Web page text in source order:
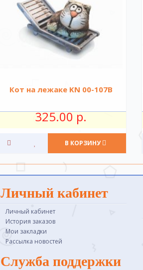
Кот на лежаке KN 00-107B
325.00 р.
В КОРЗИНУ
Личный кабинет
Личный кабинет
История заказов
Мои закладки
Рассылка новостей
Служба поддержки